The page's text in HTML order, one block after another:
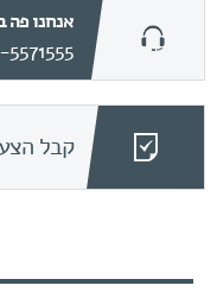
אנחנו פה
קבל